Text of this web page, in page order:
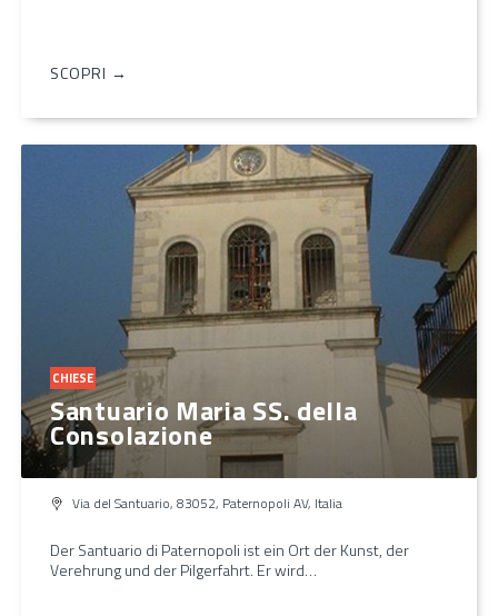
SCOPRI →
CHIESE
Santuario Maria SS. della
Consolazione
Via del Santuario, 83052, Paternopoli AV, Italia
Der Santuario di Paternopoli ist ein Ort der Kunst, der
Verehrung und der Pilgerfahrt. Er wird…